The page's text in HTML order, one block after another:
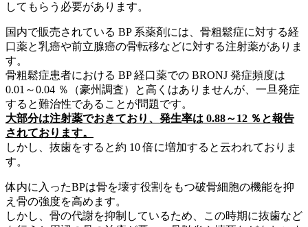
してもらう必要があります。
国内で販売されている BP 系薬剤には、骨粗鬆症に対する経
口薬と乳癌や前立腺癌の骨転移などに対する注射薬がありま
す。
骨粗鬆症患者における BP 経口薬での BRONJ 発症頻度は
0.01～0.04 ％（豪州調査）と高くはありませんが、一旦発症
すると難治性であることが問題です。
大部分は注射薬でおきており、発生率は 0.88～12 ％と報告
されております。
しかし、抜歯をすると約 10 倍に増加すると云われておりま
す。
体内に入ったBPは骨を壊す役割をもつ破骨細胞の機能を抑
え骨の強度を高めます。
しかし、骨の代謝を抑制しているため、この時期に抜歯など